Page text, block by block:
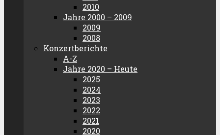
2010
Jahre 2000 – 2009
2009
2008
Konzertberichte
A-Z
Jahre 2020 – Heute
2025
2024
2023
2022
2021
2020